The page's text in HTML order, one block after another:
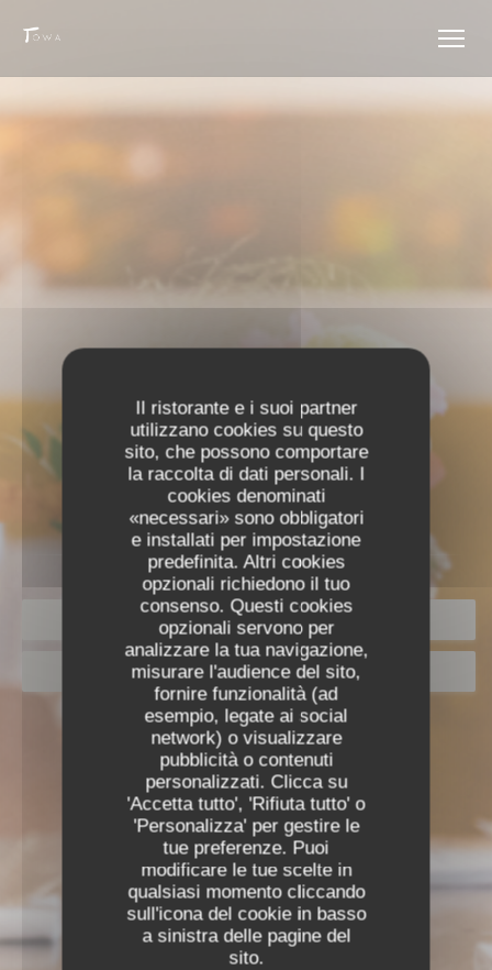
Il ristorante e i suoi partner
utilizzano cookies su questo
sito, che possono comportare
la raccolta di dati personali. I
cookies denominati
«necessari» sono obbligatori
e installati per impostazione
predefinita. Altri cookies
opzionali richiedono il tuo
consenso. Questi cookies
opzionali servono per
analizzare la tua navigazione,
misurare l'audience del sito,
fornire funzionalità (ad
esempio, legate ai social
network) o visualizzare
pubblicità o contenuti
personalizzati. Clicca su
'Accetta tutto', 'Rifiuta tutto' o
'Personalizza' per gestire le
tue preferenze. Puoi
modificare le tue scelte in
qualsiasi momento cliccando
sull'icona del cookie in basso
a sinistra delle pagine del
sito.
EVENTI
PRENOTA
BUONI